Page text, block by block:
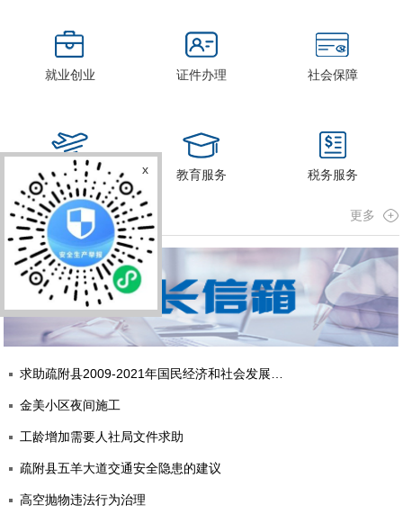
就业创业 证件办理 社会保障
出境入境 教育服务 税务服务
政民互动 更多
求助疏附县2009-2021年国民经济和社会发展统计公报，2009-2020年政府工作报告
金美小区夜间施工
工龄增加需要人社局文件求助
疏附县五羊大道交通安全隐患的建议
高空抛物违法行为治理
x